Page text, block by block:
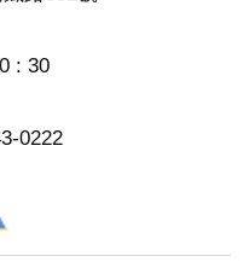
: 30
0222